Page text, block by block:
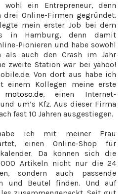
ein Entrepreneur, denn
Online-Firmen gegründet.
mein erster Job bei dem
in Hamburg, denn damit
Pionieren und habe sowohl
als auch den Crash im Jahr
zweite Station war bei yahoo!
Von dort aus habe ich
einem Kollegen meine erste
motoso.de, einen Internet-
um’s Kfz. Aus dieser Firma
fast 10 Jahren ausgestiegen.
ich mit meiner Frau
einen Online-Shop für
Da können sich die
Artikeln nicht nur die 24
sondern auch passende
und Beutel finden. Und auf